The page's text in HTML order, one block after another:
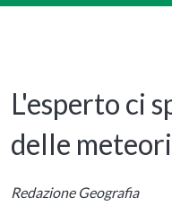
L'esperto ci
delle
Redazione Geografia